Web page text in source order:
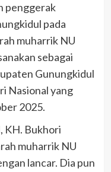
penggerak
pada
muharrik NU
sebagai
Gunungkidul
Nasional yang
2025.
KH. Bukhori
muharrik NU
lancar. Dia pun